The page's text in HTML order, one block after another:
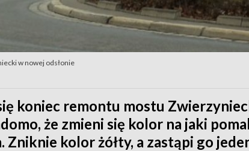
w nowej odsłonie
koniec remontu mostu
że zmieni się kolor na jaki
Zniknie kolor żółty, a zastąpi go